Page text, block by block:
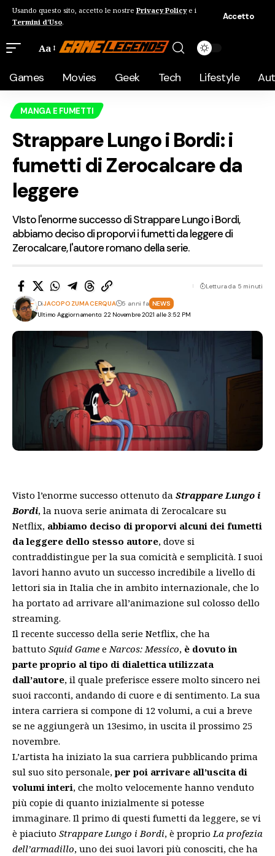
Usando questo sito, accetto le nostre Privacy Policye i
Termini d'Uso.
Accetto
Aa
Games Movies Geek Tech Lifestyle
MANGA E FUMETTI
Strappare Lungo i Bordi: i
fumetti di Zerocalcare da
leggere
VIsto l'enorme successo di Strappare Lungo i Bordi,
abbiamo deciso di proporvi i fumetti da leggere di
Zerocalcare, l'autore romano della serie.
Ultimo Aggiornamento: 22 Novembre 2021 alle 3:52 PM
DiJACOPO ZUMA CERQUA 5 anni fa NEWS
Lettura da 5 minuti
Visto l’enorme successo ottenuto da Strappare Lungo i
Bordi, la nuova serie animata di Zerocalcare su
Netflix, abbiamo deciso di proporvi alcuni dei fumetti
da leggere dello stesso autore, dove si
contraddistingue per la sua comicità e semplicità. I suoi
lavori hanno avuto un successo incredibile a livello di
lettori sia in Italia che in ambito internazionale, che lo
ha portato ad arrivare all’animazione sul colosso dello
streaming.
Il recente successo della serie Netflix, che ha
battuto Squid Game e Narcos: Messico, è dovuto in
parte proprio al tipo di dialettica utilizzata
dall’autore, il quale preferisce essere molto sincero nei
suoi racconti, andando di cuore e di sentimento. La sua
intera carriera si compone di 12 volumi, a cui a breve
se ne aggiungerà un 13esimo, in uscita il prossimo 25
novembre.
L’artista ha iniziato la sua carriera pubblicando prima
sul suo sito personale,per poi arrivare all’uscita di
volumi interi, che molto velocemente hanno venduto
più copie di quanto inizialmente si potesse
immaginare. Il primo di questi fumetti da leggere, se vi
è piaciuto Strappare Lungo i Bordi, è proprio La profezia
dell’armadillo, uno dei suoi lavori più conosciti, che ha